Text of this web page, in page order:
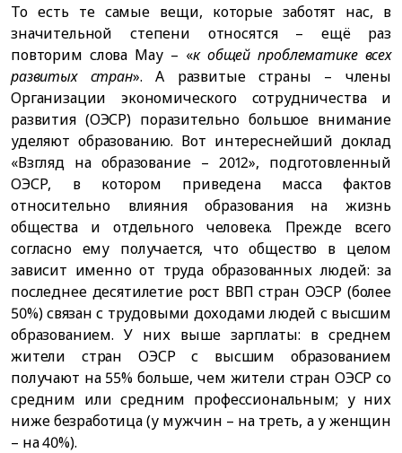
То есть те самые вещи, которые заботят нас, в
значительной степени относятся – ещё раз
повторим слова Мау – «к общей проблематике всех
развитых стран». А развитые страны – члены
Организации экономического сотрудничества и
развития (ОЭСР) поразительно большое внимание
уделяют образованию. Вот интереснейший доклад
«Взгляд на образование – 2012», подготовленный
ОЭСР, в котором приведена масса фактов
относительно влияния образования на жизнь
общества и отдельного человека. Прежде всего
согласно ему получается, что общество в целом
зависит именно от труда образованных людей: за
последнее десятилетие рост ВВП стран ОЭСР (более
50%) связан с трудовыми доходами людей с высшим
образованием. У них выше зарплаты: в среднем
жители стран ОЭСР с высшим образованием
получают на 55% больше, чем жители стран ОЭСР со
средним или средним профессиональным; у них
ниже безработица (у мужчин – на треть, а у женщин
– на 40%).